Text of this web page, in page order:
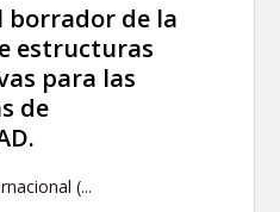
borrador de la
estructuras
para las
de
(...